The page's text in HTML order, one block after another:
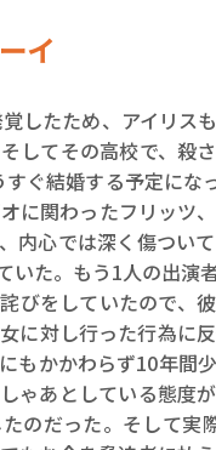
イ
したため、アイリス
してその高校で、殺
ぐ結婚する予定にな
に関わったフリッツ
内心では深く傷つい
いた。もう1人の出演
びをしていたので、
に対し行った行為に
もかかわらず10年間
ゃあとしている態度
のだった。そして実